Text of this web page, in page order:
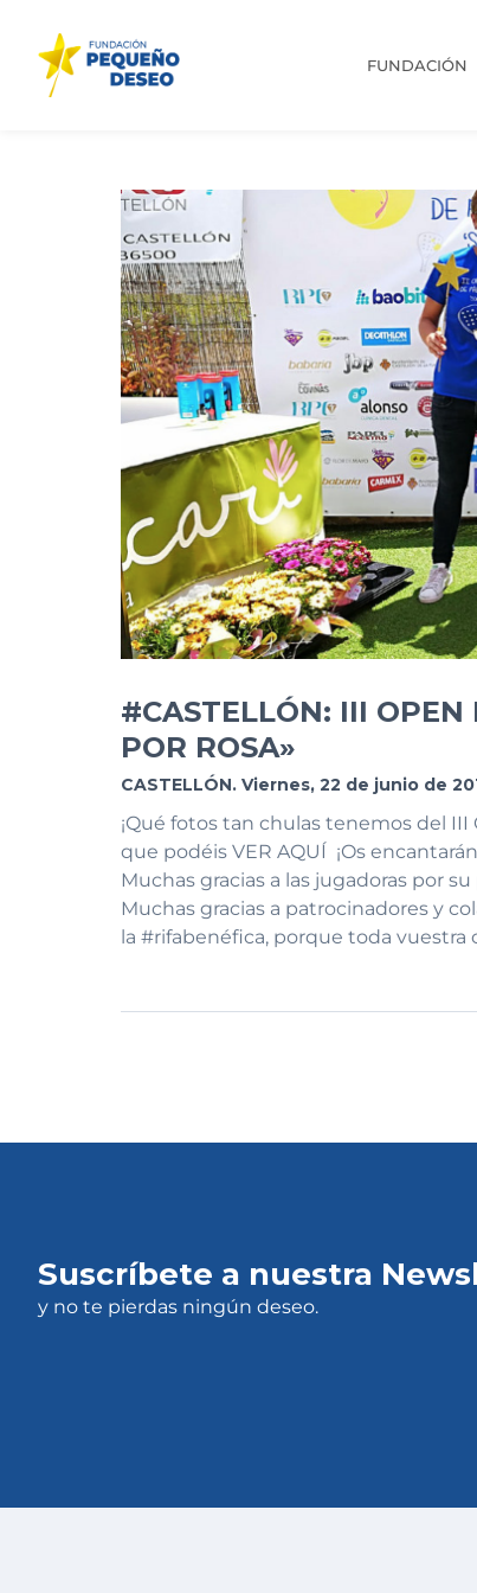
FUNDACIÓN
#CASTELLÓN: III OPEN
POR ROSA»
CASTELLÓN. Viernes, 22 de junio de
¡Qué fotos tan chulas tenemos del
que podéis VER AQUÍ ¡Os
Muchas gracias a las jugadoras por
Muchas gracias a patrocinadores y
la #rifabenéfica, porque toda
Suscríbete a nuestra
y no te pierdas ningún deseo.